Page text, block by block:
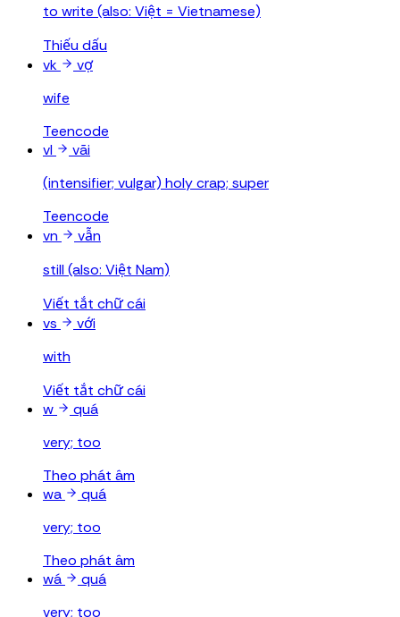
to write (also: Việt = Vietnamese)
Thiếu dấu
vk
vợ
wife
Teencode
vl
vãi
(intensifier; vulgar) holy crap; super
Teencode
vn
vẫn
still (also: Việt Nam)
Viết tắt chữ cái
vs
với
with
Viết tắt chữ cái
w
quá
very; too
Theo phát âm
wa
quá
very; too
Theo phát âm
wá
quá
very; too